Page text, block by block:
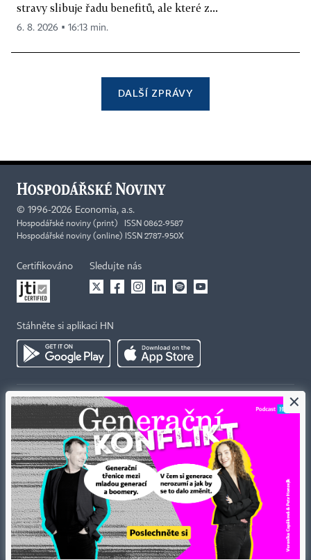
stravy slibuje řadu benefitů, ale které z...
6. 8. 2026 ▪ 16:13 min.
DALŠÍ ZPRÁVY
© 1996-2026 Economia, a.s.
Hospodářské noviny (print) ISSN 0862-9587
Hospodářské noviny (online) ISSN 2787-950X
Certifikováno Sledujte nás
Stáhněte si aplikaci HN
Kontakty
Tiráž redakce HN
Economia
Kariéra v HN
Ceník inzerce
Ochrana osobních údajů
Prohlášení o cookies
Nastavení soukromí
Všeobecné smluvní podmínky
Koupit / darovat předplatné
Eventy
×